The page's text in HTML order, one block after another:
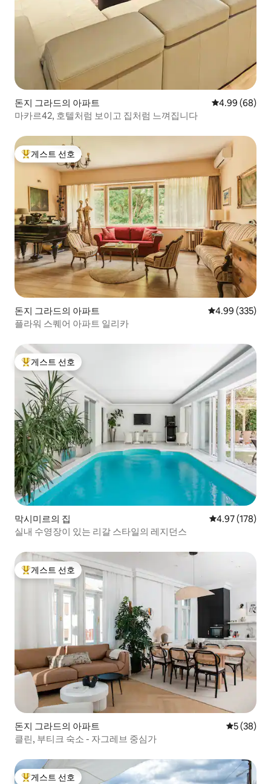
겠습니다. 자그레브의 택시는 비싸지 않으
며, 우버와 택시파이 서비스도 이용할 수 있
습니다. 원하신다면 모든 게스트에게 공항
에서 VIP 택시 픽업 서비스를 할인가에 제공
합니다. 개인 차량으로 도착하는 경우,
60HRK(약 8유로/일) 또는 근처의 환상적인
공용 차고 투슈카낙에서 200 HRK(26유로/
주)의 주간 티켓을 구입할 수 있습니다. 전
기차용 충전기도 마련되어 있습니다. 원하
신다면 아파트 앞 거리 입구에서 잠시 차를
에 있으며 건물에 엘리베이터가 없습니다.
돈지 그라드의 아파트 평점 4.99점(5
4.99 (68)
마카르42, 호텔처럼 보이고 집처럼 느껴집니다
상위 게스트 선호
게스트 선호
돈지 그라드의 아파트 평점 4.99점(5
4.99 (335)
플라워 스퀘어 아파트 일리카
상위 게스트 선호
게스트 선호
막시미르의 집 평점 4.97점(5
4.97 (178)
실내 수영장이 있는 리갈 스타일의 레지던스
상위 게스트 선호
게스트 선호
돈지 그라드의 아파트 평점 5점(5
5 (38)
클린, 부티크 숙소 - 자그레브 중심가
게스트 선호